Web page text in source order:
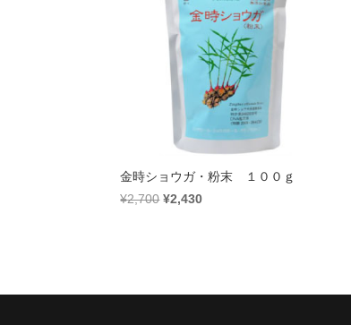
し
た。
¥3,672
で
す。
金時ショウガ・粉末 １００ｇ
¥2,700 元
¥2,430現